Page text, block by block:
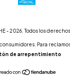
- 2026. Todos los
Para
de arrepentimiento